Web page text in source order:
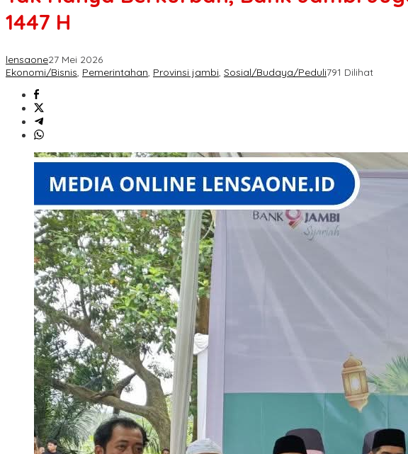
1447 H
lensaone27 Mei 2026
Ekonomi/Bisnis, Pemerintahan, Provinsi jambi, Sosial/Budaya/Peduli791 Dilihat